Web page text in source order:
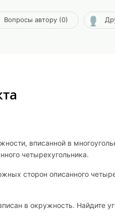
Вопросы автору (0)
вписанной в
четырехугольника.
сторон описанного
в окружность. Найдите